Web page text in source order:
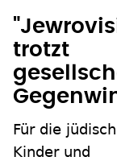
trotzt
Für die
Kinder und